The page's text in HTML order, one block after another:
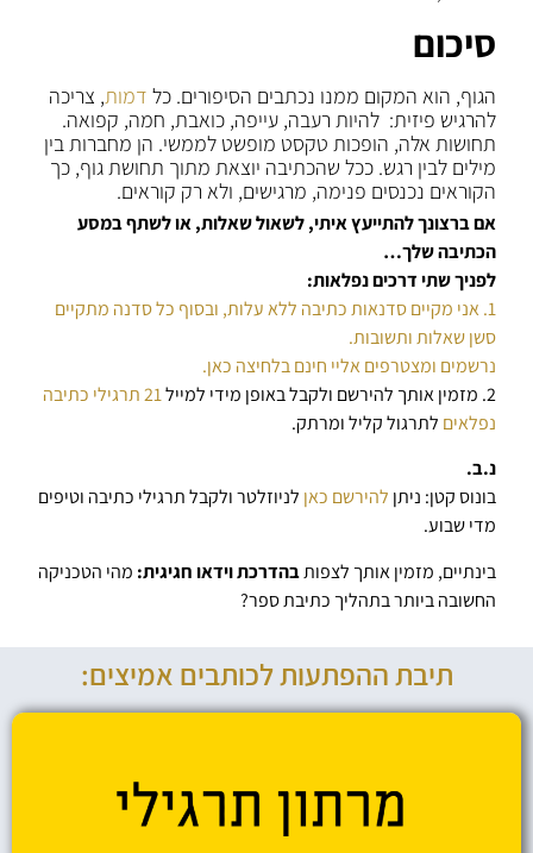
סיכום
הגוף, הוא המקום ממנו נכתבים הסיפורים. כל דמות, צריכה
להרגיש פיזית: להיות רעבה, עייפה, כואבת, חמה, קפואה.
תחושות אלה, הופכות טקסט מופשט לממשי. הן מחברות בין
מילים לבין רגש. ככל שהכתיבה יוצאת מתוך תחושת גוף, כך
הקוראים נכנסים פנימה, מרגישים, ולא רק קוראים.
אם ברצונך להתייעץ איתי, לשאול שאלות, או לשתף במסע
הכתיבה שלך…
לפניך שתי דרכים נפלאות:
1. אני מקיים סדנאות כתיבה ללא עלות, ובסוף כל סדנה מתקיים
סשן שאלות ותשובות.
נרשמים ומצטרפים אליי חינם בלחיצה כאן.
2. מזמין אותך להירשם ולקבל באופן מידי למייל
21 תרגילי כתיבה
נפלאים לתרגול קליל ומרתק.
נ.ב.
בונוס קטן: ניתן להירשם כאן לניוזלטר ולקבל תרגילי כתיבה וטיפים
מדי שבוע.
בינתיים, מזמין אותך לצפותבהדרכת וידאו חגיגית: מהי הטכניקה
החשובה ביותר בתהליך כתיבת ספר?
תיבת ההפתעות לכותבים אמיצים: